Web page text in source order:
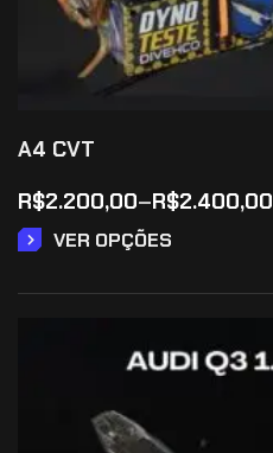
A4 CVT
R$2.200,00–R$2.400,00
VER OPÇÕES